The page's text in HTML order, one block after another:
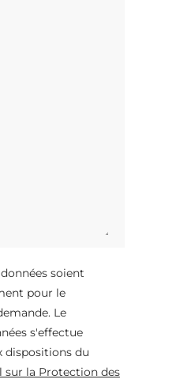
soient
pour le
Le
s'effectue
dispositions du
sur la Protection des